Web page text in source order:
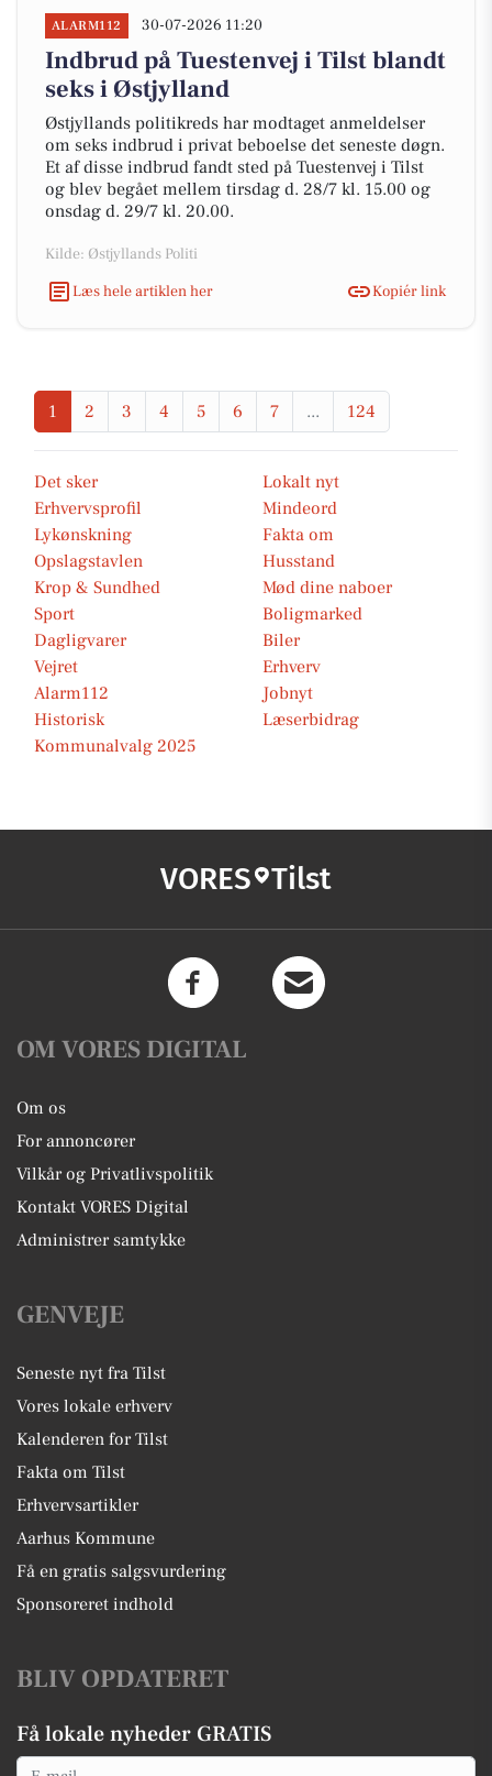
ALARM112 30-07-2026 11:20
Indbrud på Tuestenvej i Tilst blandt
seks i Østjylland
Østjyllands politikreds har modtaget anmeldelser
om seks indbrud i privat beboelse det seneste døgn.
Et af disse indbrud fandt sted på Tuestenvej i Tilst
og blev begået mellem tirsdag d. 28/7 kl. 15.00 og
onsdag d. 29/7 kl. 20.00.
Kilde: Østjyllands Politi
Læs hele artiklen her
Kopiér link
1 2 3 4 5 6 7 ... 124
Det sker
Lokalt nyt
Erhvervsprofil
Mindeord
Lykønskning
Fakta om
Opslagstavlen
Husstand
Krop & Sundhed
Mød dine naboer
Sport
Boligmarked
Dagligvarer
Biler
Vejret
Erhverv
Alarm112
Jobnyt
Historisk
Læserbidrag
Kommunalvalg 2025
VORES Tilst
OM VORES DIGITAL
Om os
For annoncører
Vilkår og Privatlivspolitik
Kontakt VORES Digital
Administrer samtykke
GENVEJE
Seneste nyt fra Tilst
Vores lokale erhverv
Kalenderen for Tilst
Fakta om Tilst
Erhvervsartikler
Aarhus Kommune
Få en gratis salgsvurdering
Sponsoreret indhold
BLIV OPDATERET
Få lokale nyheder GRATIS
Email